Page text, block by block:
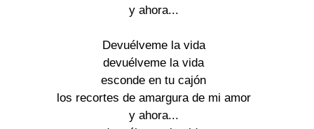
y ahora...
Devuélveme la vida
devuélveme la vida
esconde en tu cajón
los recortes de amargura de mi amor
y ahora...